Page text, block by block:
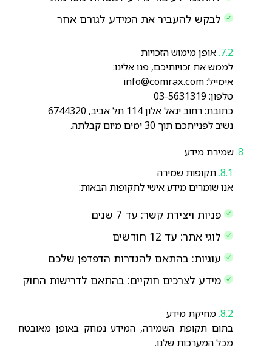
לבקש להעביר את המידע לגורם אחר
אופן מימוש הזכויות
לממש את זכויותיכם, פנו אלינו:
אימייל: info@comrax.com
טלפון: 03-5631319
כתובת: רחוב יגאל אלון 114 תל אביב, 6744320
נשיב לפנייתכם תוך 30 ימים מיום קבלתה.
שמירת מידע
תקופות שמירה
אנו שומרים מידע אישי לתקופות הבאות:
פניות ויצירת קשר: עד 7 שנים
לוגי אתר: עד 12 חודשים
עוגיות: בהתאם להגדרות הדפדפן שלכם
מידע לצרכים חוקיים: בהתאם לדרישות החוק
מחיקת מידע
בתום תקופת השמירה, המידע נמחק באופן מאובטח
מכל המערכות שלנו.